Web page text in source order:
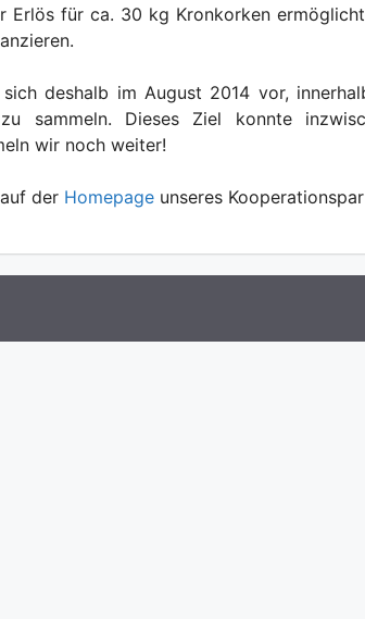
Erlös für ca. 30 kg Kronkorken
deshalb im August 2014 vor,
sammeln. Dieses Ziel konnte
wir noch weiter!
der Homepage unseres